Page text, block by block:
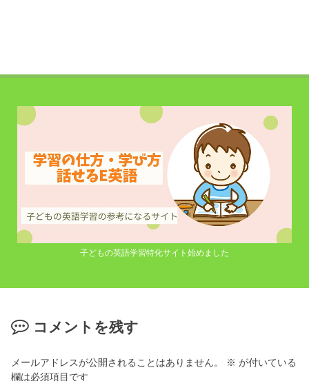
子どもの英語学習特化サイト始めました
コメントを残す
メールアドレスが公開されることはありません。 ※ が付いている
欄は必須項目です